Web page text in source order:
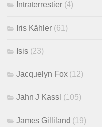
Intraterrestier (4)
Iris Kähler (61)
Isis (23)
Jacquelyn Fox (12)
Jahn J Kassl (105)
James Gilliland (19)